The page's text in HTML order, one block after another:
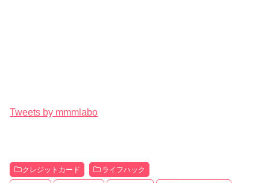
Tweets by mmmlabo
クレジットカード ライフハック